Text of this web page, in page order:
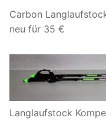
Carbon
neu für 35 €
Langlaufstock